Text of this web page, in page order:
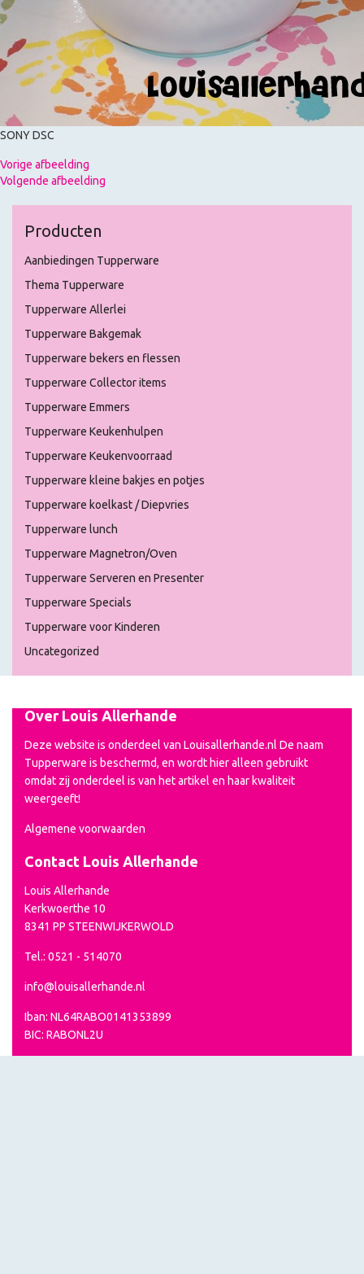
SONY DSC
Vorige afbeelding
Volgende afbeelding
Producten
Aanbiedingen Tupperware
Thema Tupperware
Tupperware Allerlei
Tupperware Bakgemak
Tupperware bekers en flessen
Tupperware Collector items
Tupperware Emmers
Tupperware Keukenhulpen
Tupperware Keukenvoorraad
Tupperware kleine bakjes en potjes
Tupperware koelkast / Diepvries
Tupperware lunch
Tupperware Magnetron/Oven
Tupperware Serveren en Presenter
Tupperware Specials
Tupperware voor Kinderen
Uncategorized
Over Louis Allerhande
Deze website is onderdeel van Louisallerhande.nl De naam
Tupperware is beschermd, en wordt hier alleen gebruikt
omdat zij onderdeel is van het artikel en haar kwaliteit
weergeeft!
Algemene voorwaarden
Contact Louis Allerhande
Louis Allerhande
Kerkwoerthe 10
8341 PP STEENWIJKERWOLD
Tel.: 0521 - 514070
info@louisallerhande.nl
Iban: NL64RABO0141353899
BIC: RABONL2U